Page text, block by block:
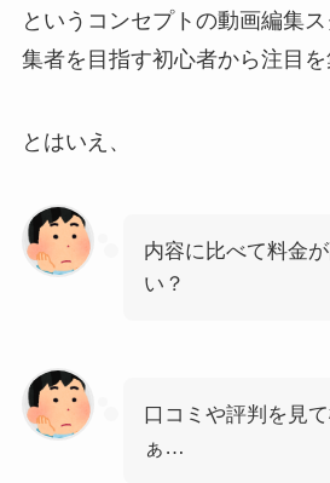
というコンセプトの動画編集
集者を目指す初心者から注目を
とはいえ、
内容に比べて料金
い？
口コミや評判を見
ぁ…